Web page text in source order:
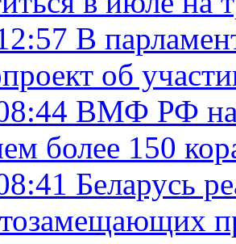
В
об
ВМФ РФ
более 150
Беларусь